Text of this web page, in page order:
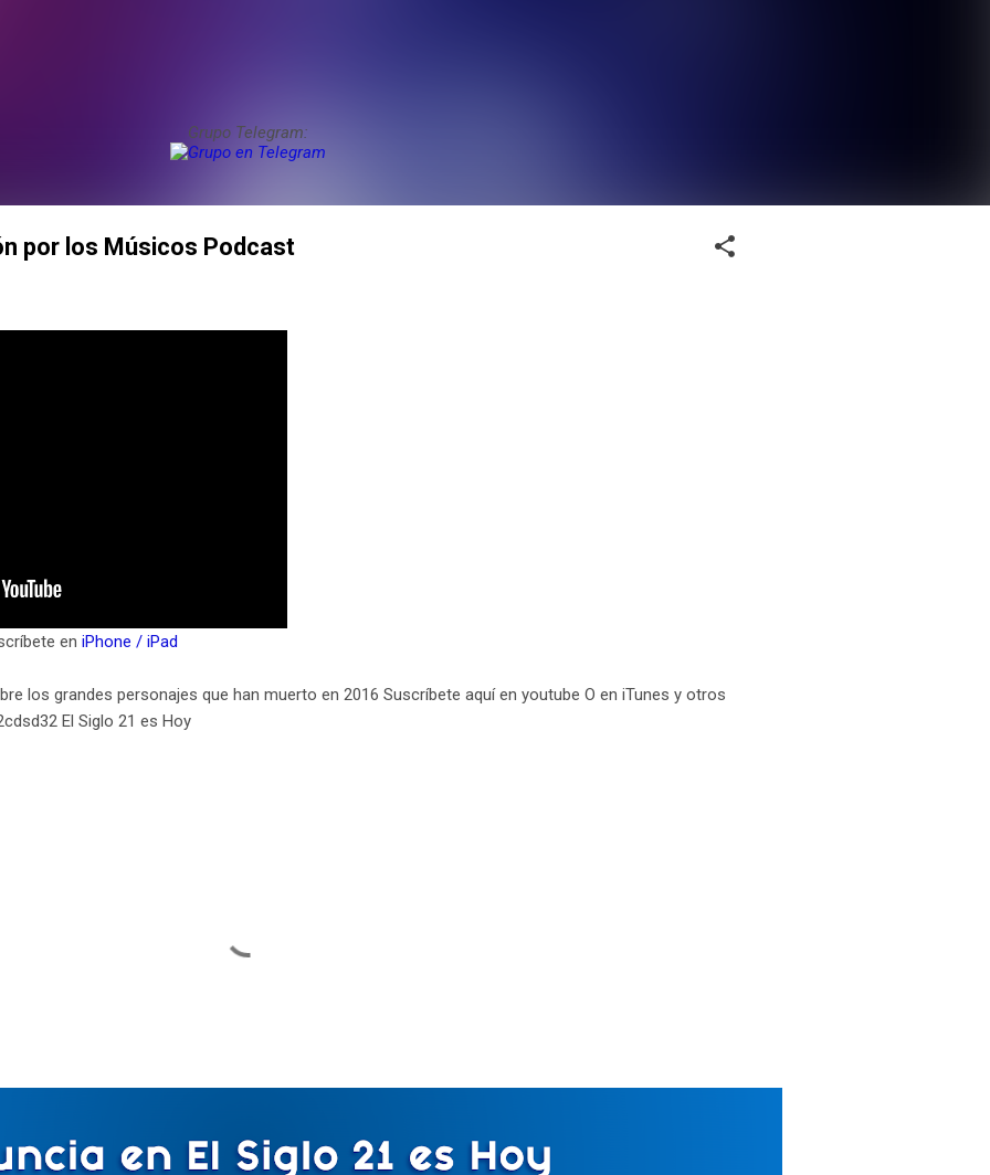
Grupo Telegram:
por los Músicos Podcast
en iPhone / iPad
los grandes personajes que han muerto en 2016 Suscríbete aquí en youtube O en iTunes y otros
El Siglo 21 es Hoy